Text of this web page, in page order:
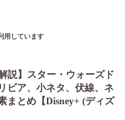
用しています
説】スター・ウォーズド
ビア、小ネタ、伏線、ネ
まとめ【Disney+ (ディズ